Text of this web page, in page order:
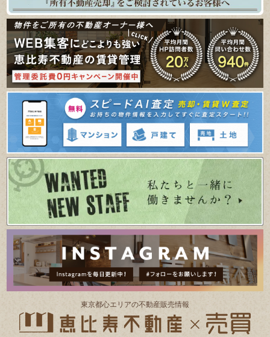
東京都⼼エリアの不動産販売情報